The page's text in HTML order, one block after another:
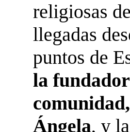
religiosas
llegadas
puntos de
la
Ángela, y